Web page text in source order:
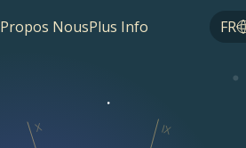
Propos NousPlus Info FR
IX
X